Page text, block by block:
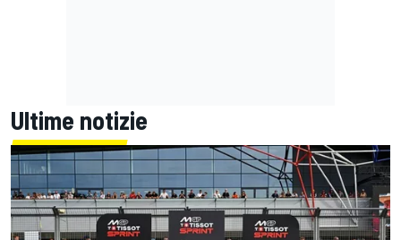
Ultime notizie